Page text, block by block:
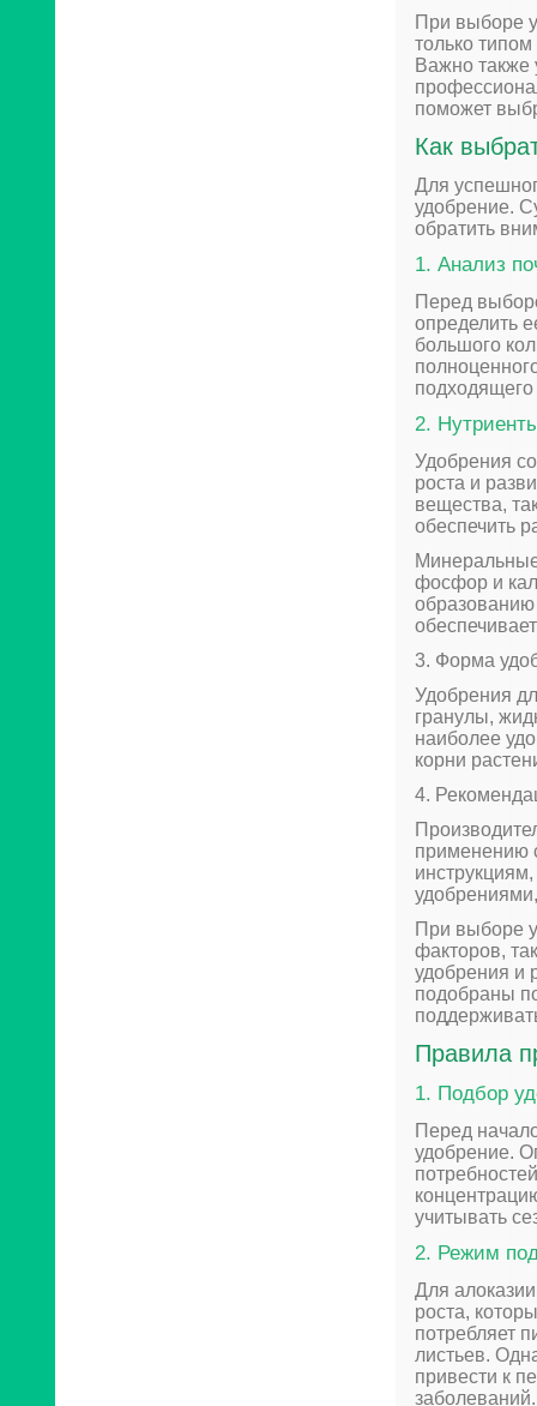
При выборе
только
Важно также
поможет
Как
Для
удобрение.
обратить
1. Анализ
Перед
определить
большого
2.
Удобрения
роста и
вещества,
обеспечить
фосфор и
образованию
3. Форма
Удобрения
гранулы,
наиболее
корни
4.
применению
При выборе
факторов,
удобрения и
подобраны
Правила
1. Подбор
Перед
удобрение.
учитывать
2. Режим
Для
роста,
потребляет
листьев.
привести к
заболеваний.